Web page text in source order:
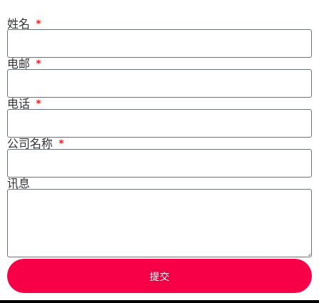
姓名
电邮
电话
公司名称
讯息
提交